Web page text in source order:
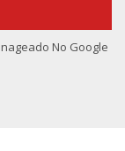
No Google